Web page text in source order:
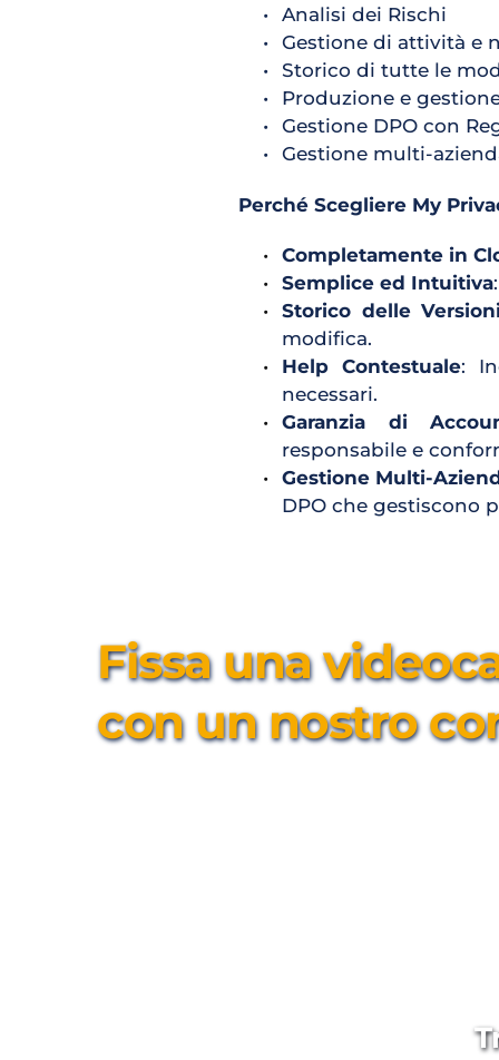
Analisi dei Rischi
Gestione di attività e
Storico di tutte le
Produzione e
Gestione DPO con
Gestione multi-
Perché Scegliere My
Completamente in
Semplice ed Intuitiva
Storico delle
modifica.
Help Contestuale:
necessari.
Garanzia di
responsabile e
Gestione Multi-
DPO che gestiscono
Fissa una
con un nostro